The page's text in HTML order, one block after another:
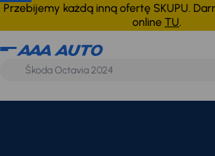
Przebijemy każdą inną ofertę SKUPU.
online TU.